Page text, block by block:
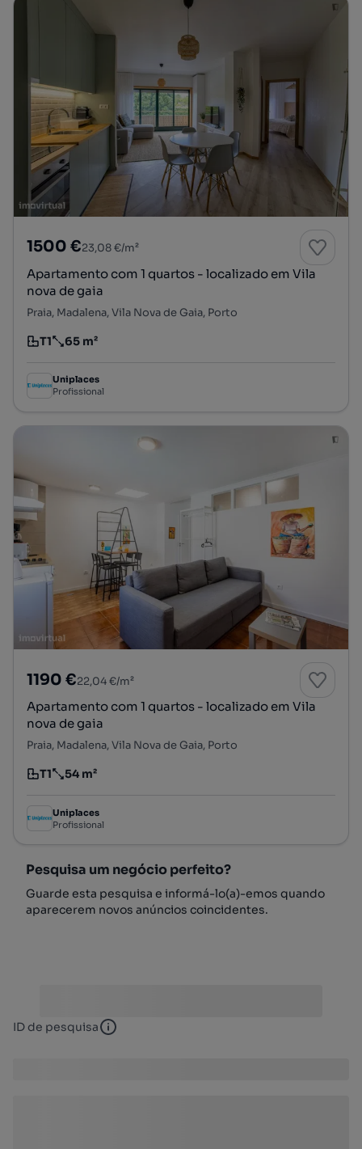
1500 €23,08 €/m²
Apartamento com 1 quartos - localizado em Vila
nova de gaia
Praia, Madalena, Vila Nova de Gaia, Porto
Tipologia
T1
Preço por metro quadrado
65 m²
Uniplaces
Profissional
1190 €22,04 €/m²
Apartamento com 1 quartos - localizado em Vila
nova de gaia
Praia, Madalena, Vila Nova de Gaia, Porto
Tipologia
T1
Preço por metro quadrado
54 m²
Uniplaces
Profissional
Pesquisa um negócio perfeito?
Guarde esta pesquisa e informá-lo(a)-emos quando
aparecerem novos anúncios coincidentes.
ID de pesquisa ID de pesquisa